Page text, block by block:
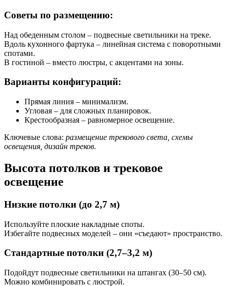
Советы по размещению:
Над обеденным столом – подвесные светильники на треке.
Вдоль кухонного фартука – линейная система с поворотными
спотами.
В гостиной – вместо люстры, с акцентами на зоны.
Варианты конфигураций:
Прямая линия – минимализм.
Угловая – для сложных планировок.
Крестообразная – равномерное освещение.
Ключевые слова: размещение трекового света, схемы
освещения, дизайн треков.
Высота потолков и трековое
освещение
Низкие потолки (до 2,7 м)
Используйте плоские накладные споты.
Избегайте подвесных моделей – они «съедают» пространство.
Стандартные потолки (2,7–3,2 м)
Подойдут подвесные светильники на штангах (30–50 см).
Можно комбинировать с люстрой.